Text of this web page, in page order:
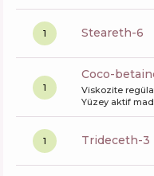
1 steareth-6
1
coco-
Viskozite
Yüzey aktif
1 trideceth-3